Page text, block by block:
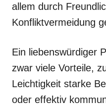
allem durch
Konfliktvermeidung
Ein liebenswürdiger
zwar viele Vorteile,
Leichtigkeit starke
oder effektiv